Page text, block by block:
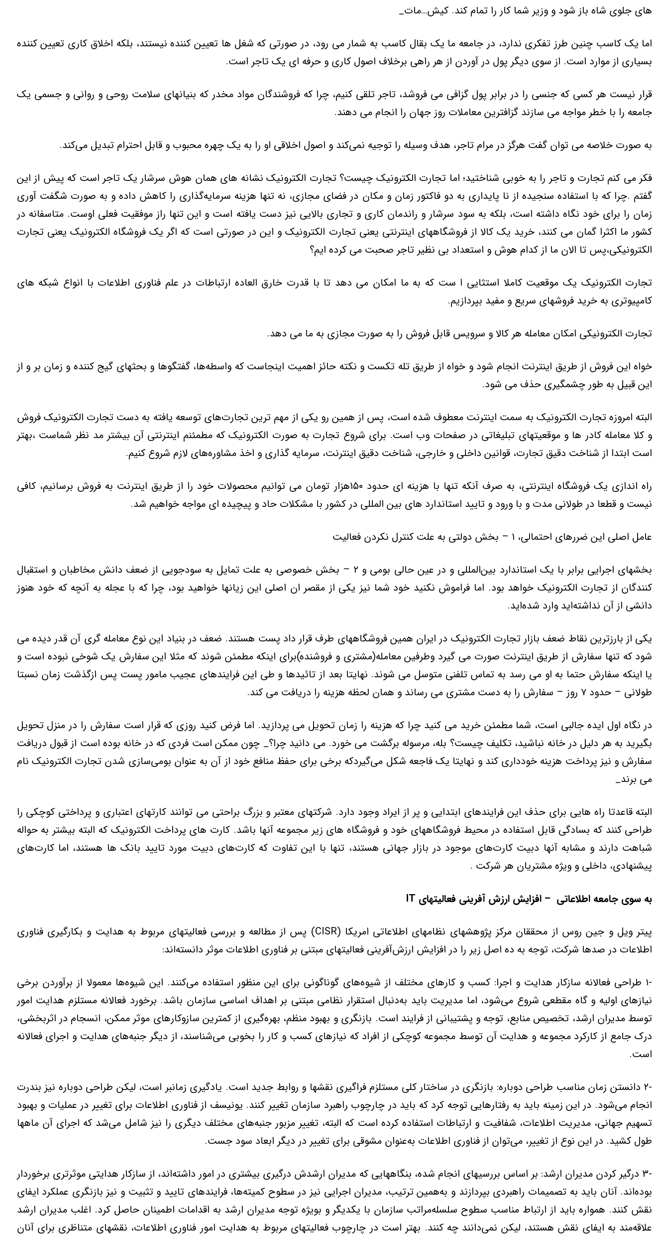
هاي جلوي شاه باز شود و وزير شما کار را تمام کند. کيش…مات_
اما يک کاسب چنين طرز تفکري ندارد، در جامعه ما يک بقال کاسب به شمار مي رود، در صورتي که شغل ها تعيين کننده نيستند، بلکه اخلاق کاري تعيين کننده
بسياري از موارد است. از سوي ديگر پول در آوردن از هر راهي برخلاف اصول کاري و حرفه اي يک تاجر است.
قرار نيست هر کسي که جنسي را در برابر پول گزافي مي فروشد، تاجر تلقي کنيم، چرا که فروشندگان مواد مخدر که بنيانهاي سلامت روحي و رواني و جسمي يک
جامعه را با خطر مواجه مي سازند گزافترين معاملات روز جهان را انجام مي دهند.
به صورت خلاصه مي توان گفت هرگز در مرام تاجر، هدف وسيله را توجيه نمي‌کند و اصول اخلاقي او را به يک چهره محبوب و قابل احترام تبديل مي‌كند.
فکر مي کنم تجارت و تاجر را به خوبي شناختيد؛ اما تجارت الکترونيک چيست؟ تجارت الکترونيک نشانه هاي همان هوش سرشار يک تاجر است که پيش از اين
گفتم .چرا که با استفاده سنجيده از نا پايداري به دو فاکتور زمان و مکان در فضاي مجازي‌، نه تنها هزينه سرمايه‌گذاري را کاهش داده و به صورت شگفت آوري
زمان را براي خود نگاه داشته است، بلكه به سود سرشار و راندمان کاري و تجاري بالايي نيز دست يافته است و اين تنها راز موفقيت فعلي اوست. متاسفانه در
کشور ما اکثرا گمان مي کنند، خريد يک کالا از فروشگاههاي اينترنتي يعني تجارت الکترونيک و اين در صورتي است که اگر يک فروشگاه الکترونيک يعني تجارت
الکترونيکي،پس تا الان ما از کدام هوش و استعداد بي نظير تاجر صحبت مي کرده ايم؟
تجارت الکترونيک يک موقعيت کاملا استثايي ا ست که به ما امکان مي دهد تا با قدرت خارق العاده ارتباطات در علم فناوري اطلاعات با انواع شبکه هاي
کامپيوتري به خريد فروشهاي سريع و مفيد بپردازيم.
تجارت الکترونيکي امکان معامله هر کالا و سرويس قابل فروش را به صورت مجازي به ما مي دهد.
خواه اين فروش از طريق اينترنت انجام شود و خواه از طريق تله تکست و نکته حائز اهميت اينجاست که واسطه‌ها، گفتگو‌ها و بحثهاي گيج کننده و زمان بر و از
اين قبيل به طور چشمگيري حذف مي شود.
البته امروزه تجارت الکترونيک به سمت اينترنت معطوف شده است، پس از همين رو يکي از مهم ترين تجارت‌هاي توسعه يافته به دست تجارت الکترونيک فروش
و کلا معامله کادر ها و موقعيتهاي تبليغاتي در صفحات وب است. براي شروع تجارت به صورت الکترونيک که مطمئنم اينترنتي آن بيشتر مد نظر شماست ،بهتر
است ابتدا از شناخت دقيق تجارت، قوانين داخلي و خارجي، شناخت دقيق اينترنت، سرمايه گذاري و اخذ مشاوره‌هاي لازم شروع کنيم.
راه اندازي يک فروشگاه اينترنتي، به صرف آنکه تنها با هزينه اي حدود ۱۵۰هزار تومان مي توانيم محصولات خود را از طريق اينترنت به فروش برسانيم، کافي
نيست و قطعا در طولاني مدت و با ورود و تاييد استاندارد هاي بين المللي در کشور با مشکلات حاد و پيچيده اي مواجه خواهيم شد.
عامل اصلي اين ضررهاي احتمالي، ۱ – بخش دولتي به علت کنترل نكردن فعاليت
بخشهاي اجرايي برابر با يک استاندارد بين‌المللي و در عين حالي بومي و ۲ – بخش خصوصي به علت تمايل به سودجويي از ضعف دانش مخاطبان و استقبال
کنندگان از تجارت الكترونيك خواهد بود. اما فراموش نکنيد خود شما نيز يکي از مقصر ان اصلي اين زيانها خواهيد بود، چرا که با عجله به آنچه که خود هنوز
دانشي از آن نداشته‌ايد وارد شده‌ايد.
يکي از بارزترين نقاط ضعف بازار تجارت الکترونيک در ايران همين فروشگاههاي طرف قرار داد پست هستند. ضعف در بنياد اين نوع معامله گري آن قدر ديده مي
شود که تنها سفارش از طريق اينترنت صورت مي گيرد وطرفين معامله(مشتري و فروشنده)براي اينكه مطمئن شوند که مثلا اين سفارش يک شوخي نبوده است و
يا اينکه سفارش حتما به او مي رسد به تماس تلفني متوسل مي شوند. نهايتا بعد از تائيد‌ها و طي اين فرايندهاي عجيب مامور پست پس ازگذشت زمان نسبتا
طولاني – حدود ۷ روز – سفارش را به دست مشتري مي رساند و همان لحظه هزينه را دريافت مي کند.
در نگاه اول ايده جالبي است، شما مطمئن خريد مي کنيد چرا که هزينه را زمان تحويل مي پردازيد. اما فرض کنيد روزي که قرار است سفارش را در منزل تحويل
بگيريد به هر دليل در خانه نباشيد، تکليف چيست؟ بله، مرسوله برگشت مي خورد. مي دانيد چرا؟_ چون ممکن است فردي که در خانه بوده است از قبول دريافت
سفارش و نيز پرداخت هزينه خودداري کند و نهايتا يک فاجعه شكل مي‌گيردکه برخي براي حفظ منافع خود از آن به عنوان بومي‌سازي شدن تجارت الکترونيک نام
مي برند_
البته قاعدتا راه هايي براي حذف اين فرايندهاي ابتدايي و پر از ايراد وجود دارد. شرکتهاي معتبر و بزرگ براحتي مي توانند کارتهاي اعتباري و پرداختي کوچکي را
طراحي کنند که بسادگي قابل استفاده در محيط فروشگاههاي خود و فروشگاه هاي زير مجموعه آنها باشد. کارت هاي پرداخت الکترونيک که البته بيشتر به حواله
شباهت دارند و مشابه آنها دبيت کارت‌هاي موجود در بازار جهاني هستند، تنها با اين تفاوت که کارت‌هاي دبيت مورد تاييد بانک ها هستند، اما کارت‌هاي
پيشنهادي، داخلي و ويژه مشتريان هر شركت .
به سوي جامعه اطلاعاتي – افزايش ارزش آفريني فعاليتهاي IT
پيتر ويل و جين روس از محققان مركز پژوهشهاي نظامهاي اطلاعاتي امريكا (CISR) پس از مطالعه و بررسي فعاليتهاي مربوط به هدايت و بكارگيري فناوري
اطلاعات در صدها شركت، توجه به ده اصل زير را در افزايش ارزش‌آفريني فعاليتهاي مبتني بر فناوري اطلاعات موثر دانسته‌اند:
-۱ طراحي فعالانه سازكار هدايت و اجرا: كسب و كارهاي مختلف از شيوه‌هاي گوناگوني براي اين منظور استفاده مي‌كنند. اين شيوه‌ها معمولا از برآوردن برخي
نيازهاي اوليه و گاه مقطعي شروع مي‌شود، اما مديريت بايد به‌دنبال استقرار نظامي مبتني بر اهداف اساسي سازمان باشد. برخورد فعالانه مستلزم هدايت امور
توسط مديران ارشد، تخصيص منابع، توجه و پشتيباني از فرايند است. بازنگري و بهبود منظم، بهره‌گيري از كمترين سازوكارهاي موثر ممكن، انسجام در اثربخشي،
درك جامع از كاركرد مجموعه و هدايت آن توسط مجموعه كوچكي از افراد كه نيازهاي كسب و كار را بخوبي مي‌شناسند، از ديگر جنبه‌هاي هدايت و اجراي فعالانه
است.
-۲ دانستن زمان مناسب طراحي دوباره: بازنگري در ساختار كلي مستلزم فراگيري نقشها و روابط جديد است. يادگيري زمانبر است، ليكن طراحي دوباره نيز بندرت
انجام مي‌شود. در اين زمينه بايد به رفتارهايي توجه كرد كه بايد در چارچوب راهبرد سازمان تغيير كنند. يونيسف از فناوري اطلاعات براي تغيير در عمليات و بهبود
تسهيم جهاني، مديريت اطلاعات، شفافيت و ارتباطات استفاده كرده است كه البته، تغيير مزبور جنبه‌هاي مختلف ديگري را نيز شامل مي‌شد كه اجراي آن ماهها
طول كشيد. در اين نوع از تغيير، مي‌توان از فناوري اطلاعات به‌عنوان مشوقي براي تغيير در ديگر ابعاد سود جست.
-۳ درگير كردن مديران ارشد: بر اساس بررسيهاي انجام شده، بنگاههايي كه مديران ارشدش درگيري بيشتري در امور داشته‌اند، از سازكار هدايتي موثرتري برخوردار
بوده‌اند. آنان بايد به تصميمات راهبردي بپردازند و به‌همين ترتيب، مديران اجرايي نيز در سطوح كميته‌ها، فرايندهاي تاييد و تثبيت و نيز بازنگري عملكرد ايفاي
نقش كنند. همواره بايد از ارتباط مناسب سطوح سلسله‌مراتب سازمان با يكديگر و بويژه توجه مديران ارشد به اقدامات اطمينان حاصل كرد. اغلب مديران ارشد
علاقه‌مند به ايفاي نقش هستند، ليكن نمي‌دانند چه كنند. بهتر است در چارچوب فعاليتهاي مربوط به هدايت امور فناوري اطلاعات، نقشهاي متناظري براي آنان